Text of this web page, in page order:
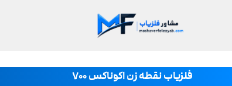
فلزیاب نقطه زن اکوناکس ۷۰۰